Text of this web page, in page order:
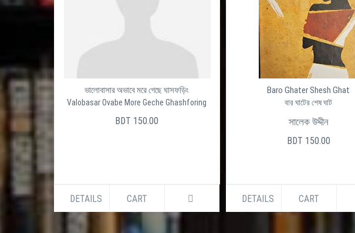
ভালোবাসার অভাবে মরে গেছে ঘাসফড়িং
Valobasar Ovabe More Geche Ghashforing
BDT 150.00
DETAILS CART
Baro Ghater Shesh Ghat
বার ঘাটের শেষ ঘাট
সালেক উদ্দীন
BDT 150.00
DETAILS CART